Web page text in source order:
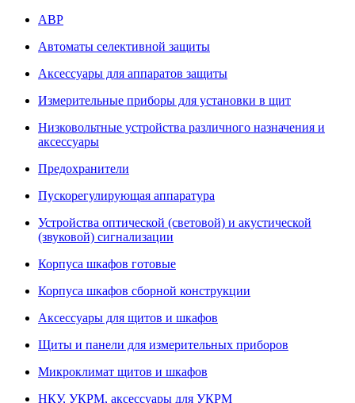
АВР
Автоматы селективной защиты
Аксессуары для аппаратов защиты
Измерительные приборы для установки в щит
Низковольтные устройства различного назначения и
аксессуары
Предохранители
Пускорегулирующая аппаратура
Устройства оптической (световой) и акустической
(звуковой) сигнализации
Корпуса шкафов готовые
Корпуса шкафов сборной конструкции
Аксессуары для щитов и шкафов
Щиты и панели для измерительных приборов
Микроклимат щитов и шкафов
НКУ, УКРМ, аксессуары для УКРМ